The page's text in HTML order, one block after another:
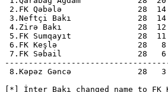
2.FK Qəbələ                28  14
3.Neftçi Bakı              28  14
4.Zirə Bakı                28  12
5.FK Sumqayıt              28  11
6.FK Keşlə                 28   8
7.FK Səbail                28   6
8.Kəpəz Gəncə              28